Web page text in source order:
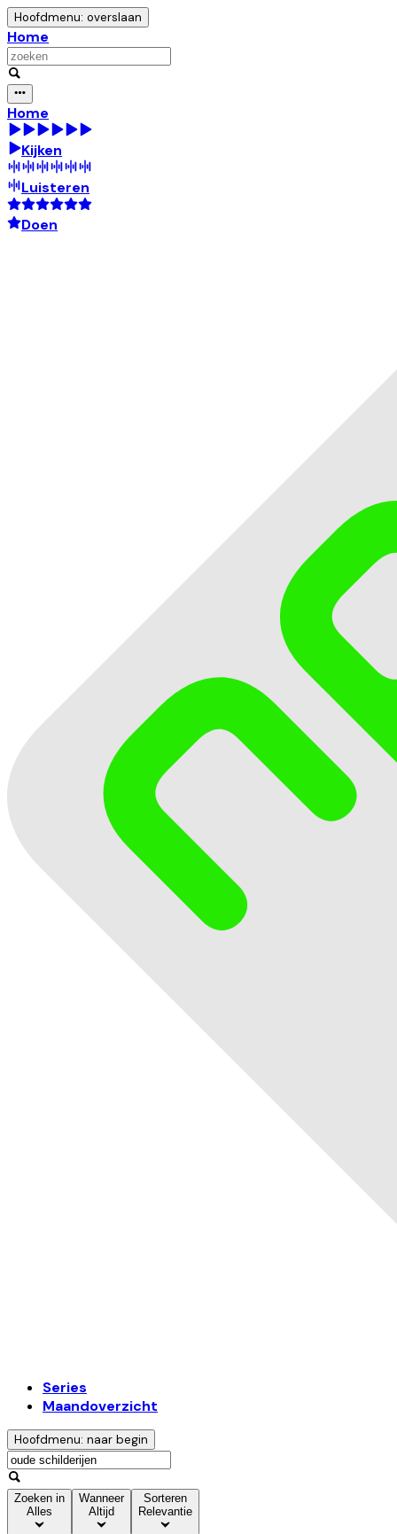
Hoofdmenu: overslaan
Home
Home
Kijken
Luisteren
Doen
Series
Maandoverzicht
Hoofdmenu: naar begin
Zoeken in
Alles
Wanneer
Altijd
Sorteren
Relevantie